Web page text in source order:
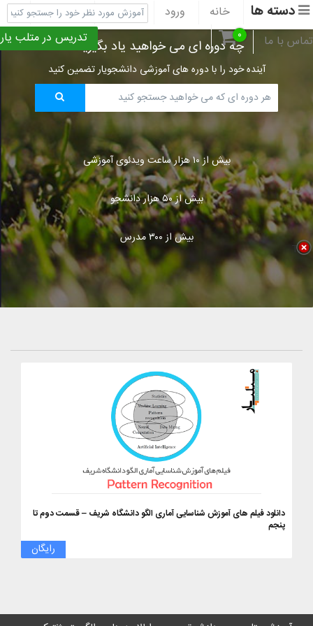
دسته ها خانه ورود ثبت نام
پشتیبانی
تماس با ما
۰ تدریس در متلب یارچه دوره ای می خواهید یاد بگیرید؟
آینده خود را با دوره های آموزشی دانشجویار تضمین کنید
بیش از ۱۰ هزار ساعت ویدئوی آموزشی
بیش از ۵۰ هزار دانشجو
بیش از ۳۰۰ مدرس
دانلود فیلم های آموزش شناسایی آماری الگو دانشگاه شریف – قسمت دوم تا
پنجم
رایگان
Title